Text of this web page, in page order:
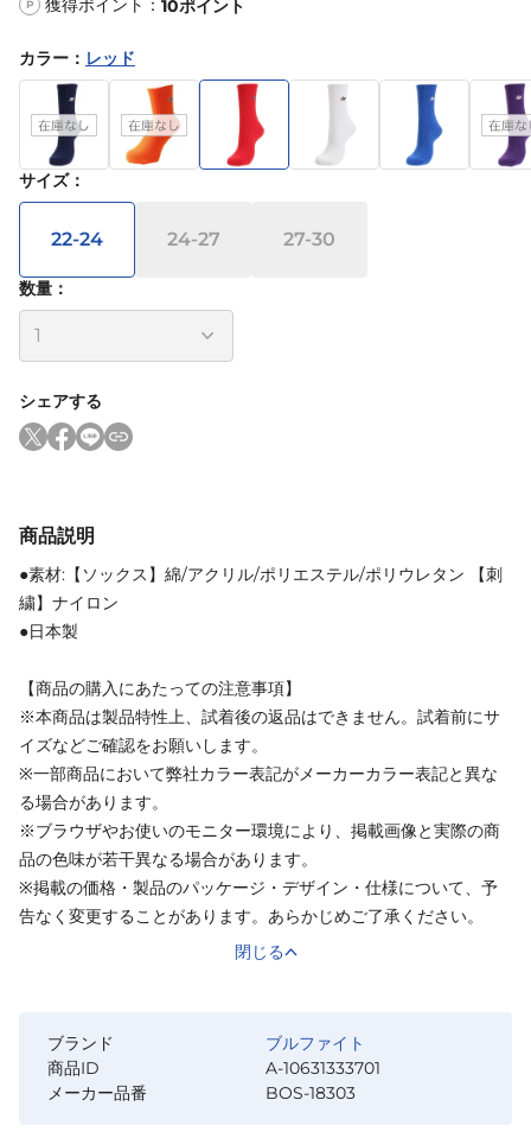
P 獲得ポイント： 10ポイント
カラー ： レッド
サイズ：
22-24 24-27 27-30
数量：
シェアする
商品説明
●素材:【ソックス】綿/アクリル/ポリエステル/ポリウレタン 【刺
繍】ナイロン
●日本製
【商品の購入にあたっての注意事項】
※本商品は製品特性上、試着後の返品はできません。試着前にサ
イズなどご確認をお願いします。
※一部商品において弊社カラー表記がメーカーカラー表記と異な
る場合があります。
※ブラウザやお使いのモニター環境により、掲載画像と実際の商
品の色味が若干異なる場合があります。
※掲載の価格・製品のパッケージ・デザイン・仕様について、予
告なく変更することがあります。あらかじめご了承ください。
閉じる
ブランド
ブルファイト
商品ID
A-10631333701
メーカー品番
BOS-18303